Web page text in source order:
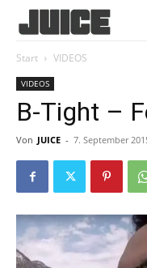
Start VIDEOS
VIDEOS
B-Tight –
Von JUICE - 7. September